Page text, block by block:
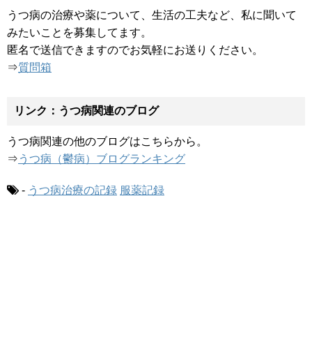
うつ病の治療や薬について、生活の工夫など、私に聞いて
みたいことを募集してます。
匿名で送信できますのでお気軽にお送りください。
⇒質問箱
リンク：うつ病関連のブログ
うつ病関連の他のブログはこちらから。
⇒ うつ病（鬱病）ブログランキング
- うつ病治療の記録 服薬記録